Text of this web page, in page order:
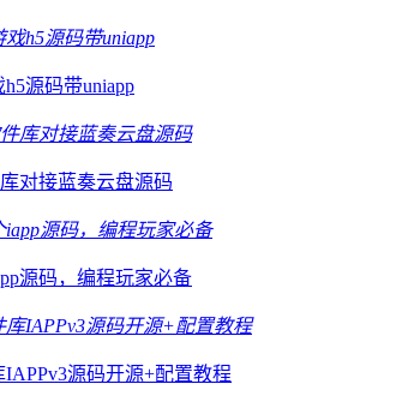
源码带uniapp
对接蓝奏云盘源码
源码，编程玩家必备
IAPPv3源码开源+配置教程